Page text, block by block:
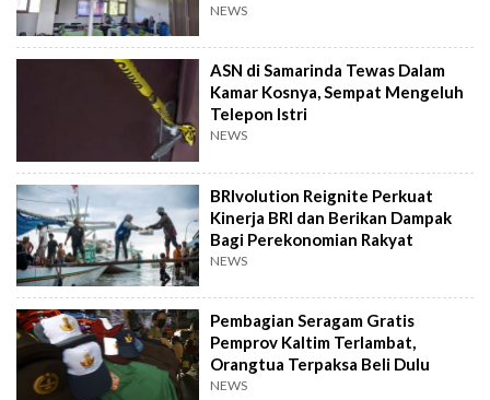
NEWS
ASN di Samarinda Tewas Dalam
Kamar Kosnya, Sempat Mengeluh
Telepon Istri
NEWS
BRIvolution Reignite Perkuat
Kinerja BRI dan Berikan Dampak
Bagi Perekonomian Rakyat
NEWS
Pembagian Seragam Gratis
Pemprov Kaltim Terlambat,
Orangtua Terpaksa Beli Dulu
NEWS